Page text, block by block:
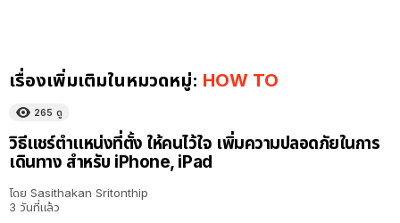
เรื่องเพิ่มเติมในหมวดหมู่: HOW TO
265 ดู
วิธีแชร์ตำแหน่งที่ตั้ง ให้คนไว้ใจ เพิ่มความปลอดภัยในการ
เดินทาง สำหรับ iPhone, iPad
โดย Sasithakan Sritonthip
3 วันที่แล้ว